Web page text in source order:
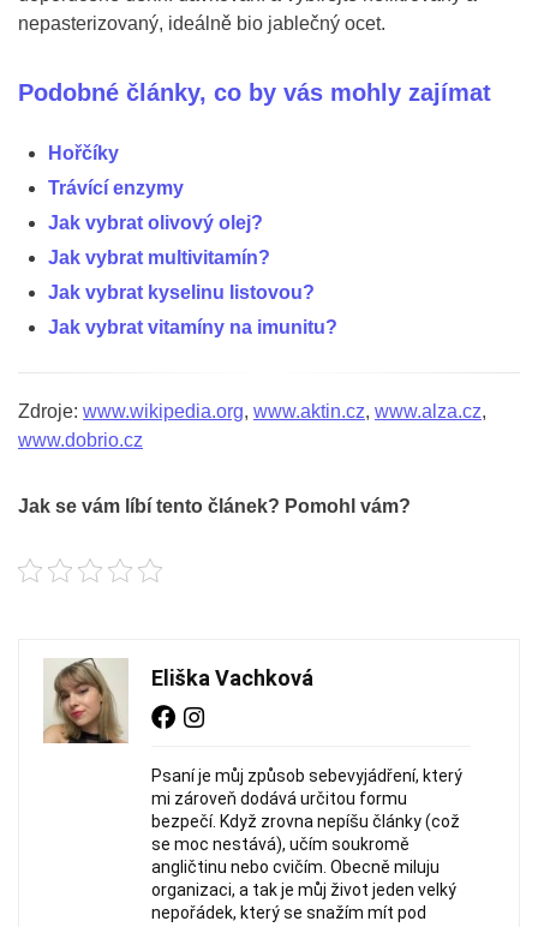
nepasterizovaný, ideálně bio jablečný ocet.
Podobné články, co by vás mohly zajímat
Hořčíky
Trávící enzymy
Jak vybrat olivový olej?
Jak vybrat multivitamín?
Jak vybrat kyselinu listovou?
Jak vybrat vitamíny na imunitu?
Zdroje: www.wikipedia.org, www.aktin.cz, www.alza.cz,
www.dobrio.cz
Jak se vám líbí tento článek? Pomohl vám?
Eliška Vachková
Psaní je můj způsob sebevyjádření, který
mi zároveň dodává určitou formu
bezpečí. Když zrovna nepíšu články (což
se moc nestává), učím soukromě
angličtinu nebo cvičím. Obecně miluju
organizaci, a tak je můj život jeden velký
nepořádek, který se snažím mít pod